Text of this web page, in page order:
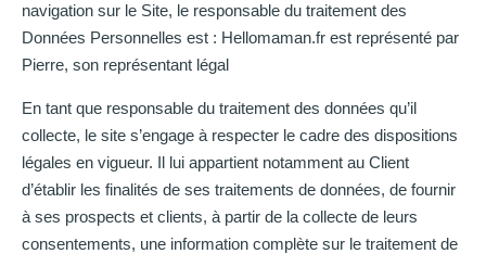
navigation sur le Site, le responsable du traitement des
Données Personnelles est : Hellomaman.fr est représenté par
Pierre, son représentant légal
En tant que responsable du traitement des données qu’il
collecte, le site s’engage à respecter le cadre des dispositions
légales en vigueur. Il lui appartient notamment au Client
d’établir les finalités de ses traitements de données, de fournir
à ses prospects et clients, à partir de la collecte de leurs
consentements, une information complète sur le traitement de